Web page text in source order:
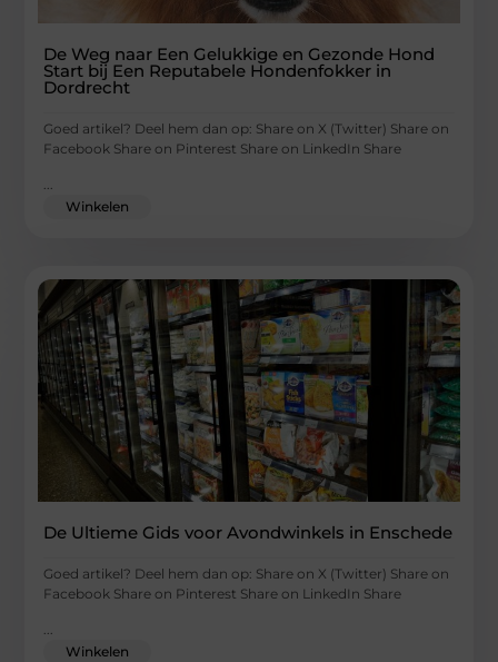
De Weg naar Een Gelukkige en Gezonde Hond
Start bij Een Reputabele Hondenfokker in
Dordrecht
Goed artikel? Deel hem dan op: Share on X (Twitter) Share on
Facebook Share on Pinterest Share on LinkedIn Share
Winkelen
De Ultieme Gids voor Avondwinkels in Enschede
Goed artikel? Deel hem dan op: Share on X (Twitter) Share on
Facebook Share on Pinterest Share on LinkedIn Share
...
Winkelen